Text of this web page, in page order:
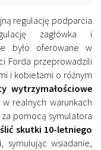
regulację podparcia
zagłówka i
było oferowane w
Forda przeprowadzili
i kobietami o różnym
wytrzymałościowe
realnych warunkach
pomocą symulatora
skutki 10-letniego
, symulując wsiadanie,